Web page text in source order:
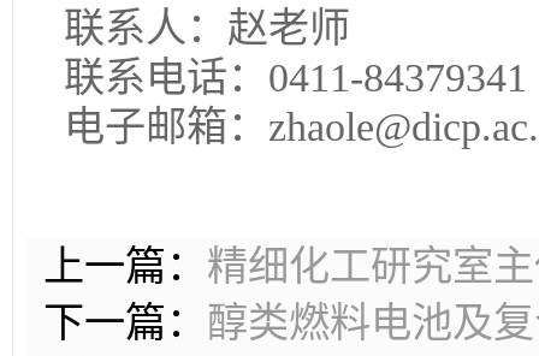
联系人：赵老师
联系电话：0411-84379341
电子邮箱：
上一篇： 精细化工研究室
下一篇： 醇类燃料电池及